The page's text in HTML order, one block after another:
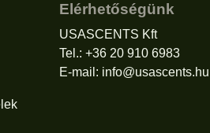
Elérhetőségünk
USASCENTS Kft
Tel.: +36 20 910 6983
E-mail: info@usascents.hu